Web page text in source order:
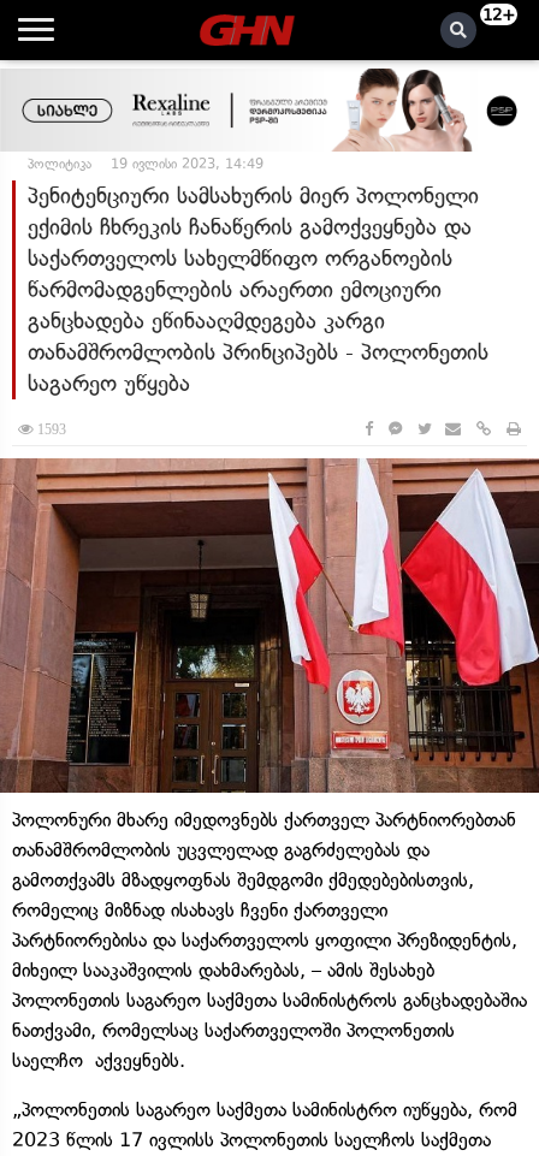
12+
პოლიტიკა 19 ივლისი 2023, 14:49
პენიტენციური სამსახურის მიერ პოლონელი
ექიმის ჩხრეკის ჩანაწერის გამოქვეყნება და
საქართველოს სახელმწიფო ორგანოების
წარმომადგენლების არაერთი ემოციური
განცხადება ეწინააღმდეგება კარგი
თანამშრომლობის პრინციპებს - პოლონეთის
საგარეო უწყება
1593
პოლონური მხარე იმედოვნებს ქართველ პარტნიორებთან
თანამშრომლობის უცვლელად გაგრძელებას და
გამოთქვამს მზადყოფნას შემდგომი ქმედებებისთვის,
რომელიც მიზნად ისახავს ჩვენი ქართველი
პარტნიორებისა და საქართველოს ყოფილი პრეზიდენტის,
მიხეილ სააკაშვილის დახმარებას, – ამის შესახებ
პოლონეთის საგარეო საქმეთა სამინისტროს განცხადებაშია
ნათქვამი, რომელსაც საქართველოში პოლონეთის
საელჩო აქვეყნებს.
„პოლონეთის საგარეო საქმეთა სამინისტრო იუწყება, რომ
2023 წლის 17 ივლისს პოლონეთის საელჩოს საქმეთა